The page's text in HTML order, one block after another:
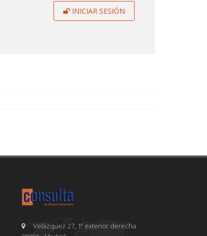
INICIAR SESIÓN
Velázquez 27, 1º exterior derecha